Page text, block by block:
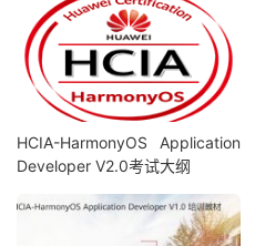
HCIA-HarmonyOS Application
Developer V2.0考试大纲